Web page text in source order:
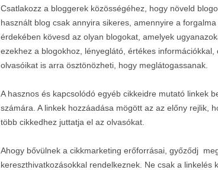
Csatlakozz a bloggerek közösségéhez, hogy növeld
használt blog csak annyira sikeres, amennyire a
érdekében kövesd az olyan blogokat, amelyek
ezekhez a blogokhoz, lényeglátó, értékes
olvasóikat is arra ösztönözheti, hogy meglátogassanak.
A hasznos és kapcsolódó egyéb cikkeidre mutató linkek
számára. A linkek hozzáadása mögött az az előny rejlik,
több cikkedhez juttatja el az olvasókat.
Ahogy bővülnek a cikkmarketing erőforrásai, győződj
kereszthivatkozásokkal rendelkeznek. Ne csak a linkelés